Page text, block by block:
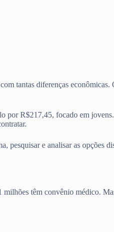
tantas diferenças
por R$217,45, focado em
pesquisar e analisar as opções
têm convênio médico.